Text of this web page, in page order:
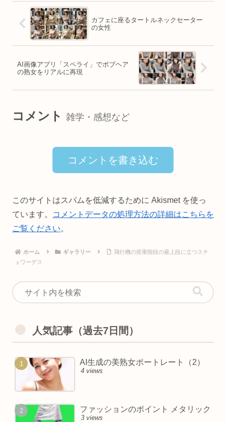
カフェに座るタートルネックセーター
の女性
AI画像アプリ「スペライ」でボブヘア
の熟女をリアルに再現
コメント 雑学・感想など
コメントを書き込む
このサイトはスパムを低減するために Akismet を使っ
ています。
コメントデータの処理方法の詳細はこちらを
ご覧ください。
ホーム ギャラリー
飛行機の搭乗階段の最上段に立つスチ
ュワーデス
人気記事（過去7日間）
AI生成の美熟女ポートレート（2）
4 views
ファッションのポイント メタリック
3 views